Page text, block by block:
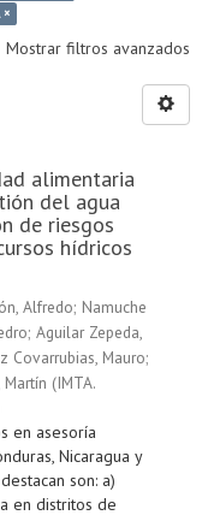
×
Mostrar filtros avanzados
alimentaria
del agua
de riesgos
hídricos
Alfredo; Namuche
; Aguilar Zepeda,
Covarrubias, Mauro;
(IMTA.
en asesoría
Nicaragua y
son: a)
en distritos de